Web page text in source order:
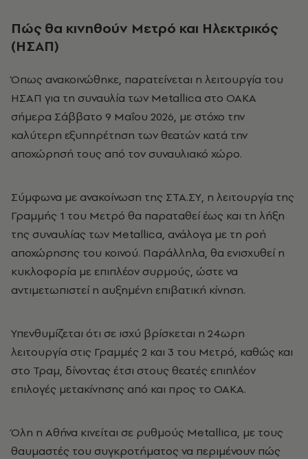
Πώς θα κινηθούν Μετρό και Ηλεκτρικός
(ΗΣΑΠ)
Όπως ανακοινώθηκε, παρατείνεται η λειτουργία του
ΗΣΑΠ για τη συναυλία των Metallica στο ΟΑΚΑ
σήμερα Σάββατο 9 Μαΐου 2026, με στόχο την
καλύτερη εξυπηρέτηση των θεατών κατά την
αποχώρησή τους από τον συναυλιακό χώρο.
Σύμφωνα με ανακοίνωση της ΣΤΑ.ΣΥ, η λειτουργία της
Γραμμής 1 του Μετρό θα παραταθεί έως και τη λήξη
της συναυλίας των Metallica, ανάλογα με τη ροή
αποχώρησης του κοινού. Παράλληλα, θα ενισχυθεί η
κυκλοφορία με επιπλέον συρμούς, ώστε να
αντιμετωπιστεί η αυξημένη επιβατική κίνηση.
Υπενθυμίζεται ότι σε ισχύ βρίσκεται η 24ωρη
λειτουργία στις Γραμμές 2 και 3 του Μετρό, καθώς και
στο Τραμ, δίνοντας έτσι στους θεατές επιπλέον
επιλογές μετακίνησης από και προς το ΟΑΚΑ.
Όλη η Αθήνα κινείται σε ρυθμούς Metallica, με τους
θαυμαστές του συγκροτήματος να περιμένουν πώς